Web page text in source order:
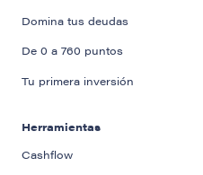
Domina tus deudas
De 0 a 760 puntos
Tu primera inversión
Herramientas
Cashflow